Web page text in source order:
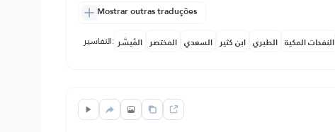
Mostrar outras traduções
التفاسير: المُيسَّر المختصر السعدي ابن كثير الطبري النفحات المكية